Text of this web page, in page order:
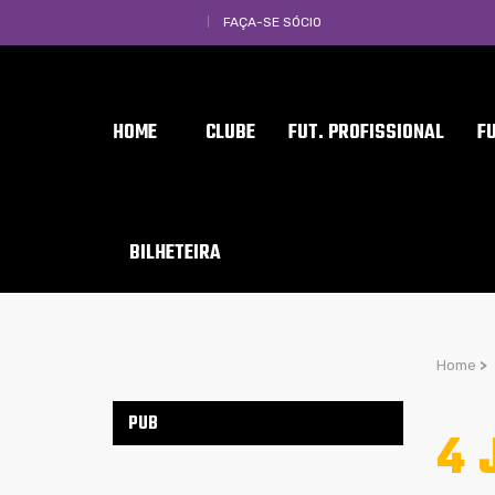
FAÇA-SE SÓCIO
HOME CLUBE FUT. PROFISSIONAL
BILHETEIRA
Home >
4
PUB